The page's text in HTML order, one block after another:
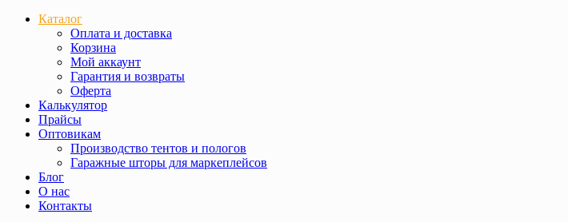
Каталог
Оплата и доставка
Корзина
Мой аккаунт
Гарантия и возвраты
Оферта
Калькулятор
Прайсы
Оптовикам
Производство тентов и пологов
Гаражные шторы для маркеплейсов
Блог
О нас
Контакты